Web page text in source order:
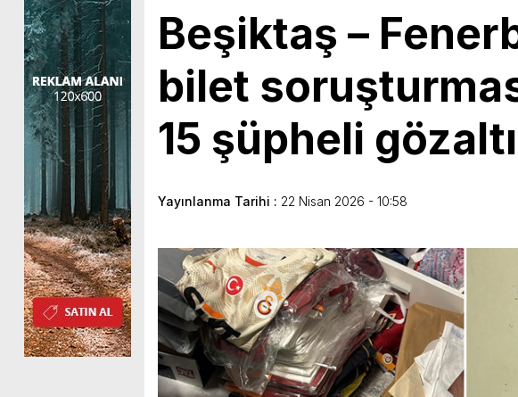
Beşiktaş –
bilet
15 şüpheli
Yayınlanma Tarihi : 22 Nisan 2026 - 10:58